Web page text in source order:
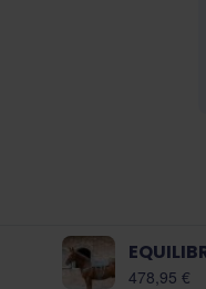
478,95 €